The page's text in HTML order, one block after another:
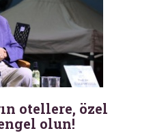
otellere, özel
olun!